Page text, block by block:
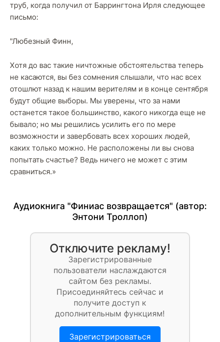
труб, когда получил от Баррингтона Ирля следующее
письмо:
"Любезный Финн,
Хотя до вас такие ничтожные обстоятельства теперь
не касаются, вы без сомнения слышали, что нас всех
отошлют назад к нашим верителям и в конце сентября
будут общие выборы. Мы уверены, что за нами
останется такое большинство, какого никогда еще не
бывало; но мы решились усилить его по мере
возможности и завербовать всех хороших людей,
каких только можно. Не расположены ли вы снова
попытать счастье? Ведь ничего не может с этим
сравниться.»
Аудиокнига "Финиас возвращается" (автор:
Энтони Троллоп)
Отключите рекламу!
Зарегистрированные
пользователи наслаждаются
сайтом без рекламы.
Присоединяйтесь сейчас и
получите доступ к
дополнительным функциям!
Зарегистрироваться